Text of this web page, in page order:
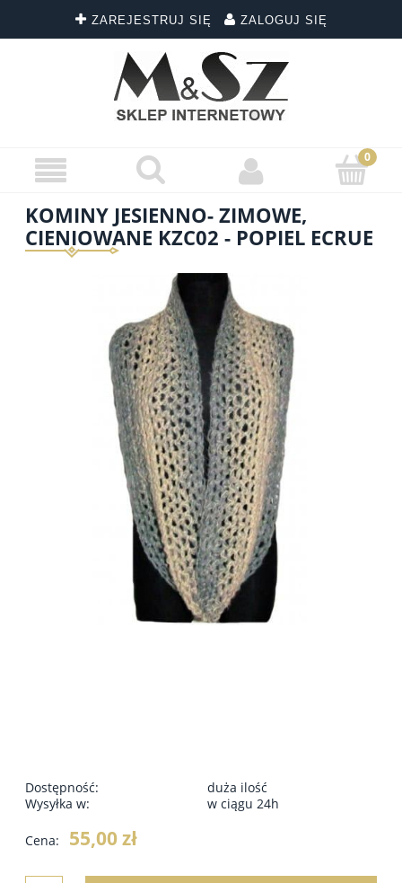
ZAREJESTRUJ SIĘ ZALOGUJ SIĘ
KOMINY JESIENNO- ZIMOWE,
CIENIOWANE KZC02 - POPIEL ECRUE
Dostępność:
duża ilość
Wysyłka w:
w ciągu 24h
Cena: 55,00 zł